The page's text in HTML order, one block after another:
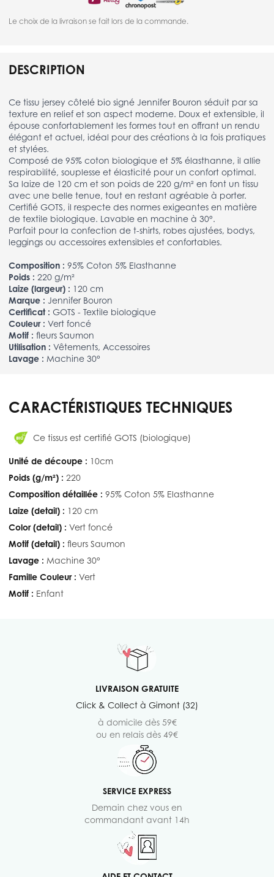
Le choix de la livraison se fait lors de la commande.
DESCRIPTION
Ce tissu jersey côtelé bio signé Jennifer Bouron séduit par sa
texture en relief et son aspect moderne. Doux et extensible, il
épouse confortablement les formes tout en offrant un rendu
élégant et actuel, idéal pour des créations à la fois pratiques
et stylées.
Composé de 95% coton biologique et 5% élasthanne, il allie
respirabilité, souplesse et élasticité pour un confort optimal.
Sa laize de 120 cm et son poids de 220 g/m² en font un tissu
avec une belle tenue, tout en restant agréable à porter.
Certifié GOTS, il respecte des normes exigeantes en matière
de textile biologique. Lavable en machine à 30°.
Parfait pour la confection de t-shirts, robes ajustées, bodys,
leggings ou accessoires extensibles et confortables.
Composition : 95% Coton 5% Elasthanne
Poids : 220 g/m²
Laize (largeur) : 120 cm
Marque : Jennifer Bouron
Certificat : GOTS - Textile biologique
Couleur : Vert foncé
Motif : fleurs Saumon
Utilisation : Vêtements, Accessoires
Lavage : Machine 30°
CARACTÉRISTIQUES TECHNIQUES
Ce tissus est certifié GOTS (biologique)
Unité de découpe : 10cm
Poids (g/m²) : 220
Composition détaillée : 95% Coton 5% Elasthanne
Laize (detail) : 120 cm
Color (detail) : Vert foncé
Motif (detail) : fleurs Saumon
Lavage : Machine 30°
Famille Couleur : Vert
Motif : Enfant
LIVRAISON GRATUITE
Click & Collect à Gimont (32)
à domicile dès 59€
ou en relais dès 49€
SERVICE EXPRESS
Demain chez vous en
commandant avant 14h